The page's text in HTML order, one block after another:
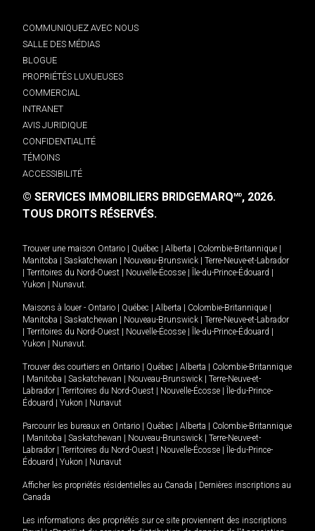
COMMUNIQUEZ AVEC NOUS
SALLE DES MÉDIAS
BLOGUE
PROPRIÉTÉS LUXUEUSES
COMMERCIAL
INTRANET
AVIS JURIDIQUE
CONFIDENTIALITÉ
TÉMOINS
ACCESSIBILITÉ
© SERVICES IMMOBILIERS BRIDGEMARQMD, 2026.
TOUS DROITS RÉSERVÉS.
Trouver une maison Ontario Québec Alberta Colombie-Britannique
Manitoba
Saskatchewan Nouveau-Brunswick
Terre-Neuve-et-Labrador
Territoires du Nord-Ouest Nouvelle-Écosse Île-du-Prince-Édouard
Yukon
Nunavut.
Maisons à louer - Ontario Québec Alberta Colombie-Britannique
Manitoba
Saskatchewan Nouveau-Brunswick
Terre-Neuve-et-Labrador
Territoires du Nord-Ouest Nouvelle-Écosse Île-du-Prince-Édouard
Yukon
Nunavut.
Trouver des courtiers en Ontario Québec Alberta
Colombie-Britannique
Manitoba Saskatchewan Nouveau-Brunswick
Terre-Neuve-et-
Labrador
Territoires du Nord-Ouest Nouvelle-Écosse
Île-du-Prince-
Édouard
Yukon Nunavut
Parcourir les bureaux en Ontario Québec Alberta
Colombie-Britannique
Manitoba Saskatchewan Nouveau-Brunswick
Terre-Neuve-et-
Labrador
Territoires du Nord-Ouest Nouvelle-Écosse
Île-du-Prince-
Édouard
Yukon Nunavut
Afficher les propriétés résidentielles au Canada
Dernières inscriptions au
Canada
Les informations des propriétés sur ce site proviennent des inscriptions